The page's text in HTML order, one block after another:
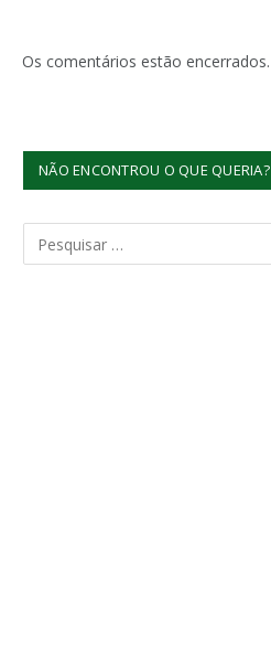
Os comentários estão encerrados.
NÃO ENCONTROU O QUE QUERIA?